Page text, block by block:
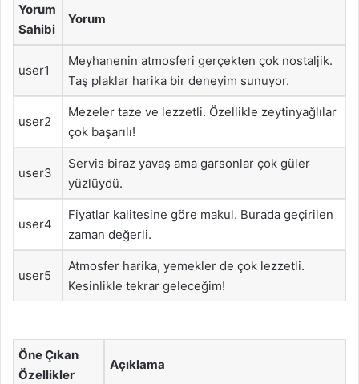
Yorum
Sahibi
Yorum
user1
Meyhanenin atmosferi gerçekten çok nostaljik.
Taş plaklar harika bir deneyim sunuyor.
user2
Mezeler taze ve lezzetli. Özellikle zeytinyağlılar
çok başarılı!
user3
Servis biraz yavaş ama garsonlar çok güler
yüzlüydü.
user4
Fiyatlar kalitesine göre makul. Burada geçirilen
zaman değerli.
user5
Atmosfer harika, yemekler de çok lezzetli.
Kesinlikle tekrar geleceğim!
Öne Çıkan
Özellikler
Açıklama